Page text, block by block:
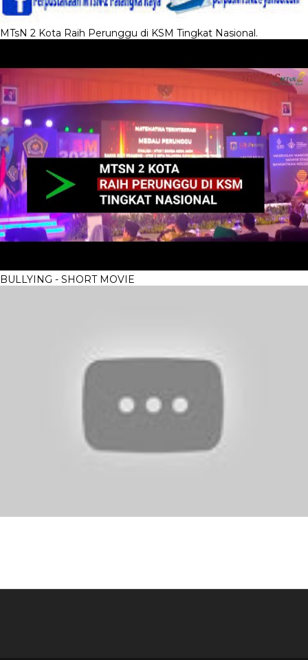
MTsN 2 Kota Raih Perunggu di KSM Tingkat Nasional.
BULLYING - SHORT MOVIE